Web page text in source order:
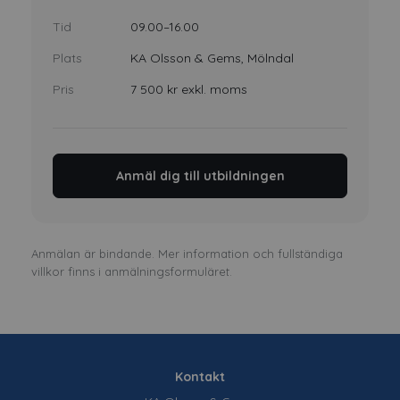
Tid
09.00–16.00
Plats
KA Olsson & Gems, Mölndal
Pris
7 500 kr exkl. moms
Anmäl dig till utbildningen
Anmälan är bindande. Mer information och fullständiga
villkor finns i anmälningsformuläret.
Kontakt